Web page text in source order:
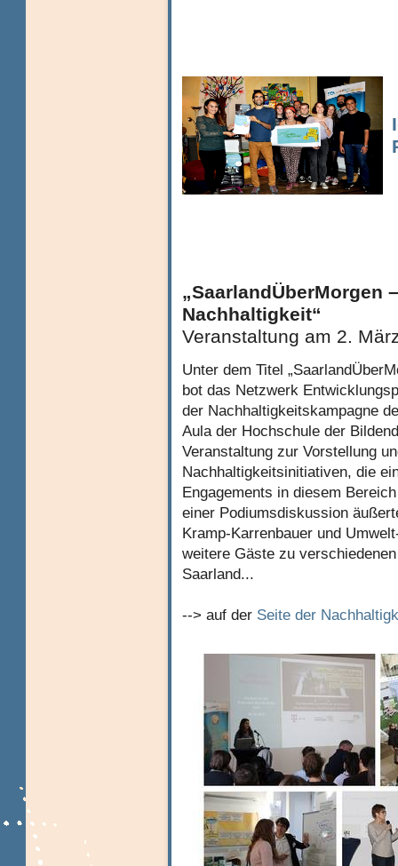
„SaarlandÜberMorgen
Nachhaltigkeit“
Veranstaltung am 2.
Unter dem Titel
bot das Netzwerk
der Nachhaltigkeitskampagne
Aula der Hochschule der
Veranstaltung zur Vorstellung
Nachhaltigkeitsinitiativen, die
Engagements in diesem
einer Podiumsdiskussion
Kramp-Karrenbauer und
weitere Gäste zu
Saarland...
--> auf der Seite der